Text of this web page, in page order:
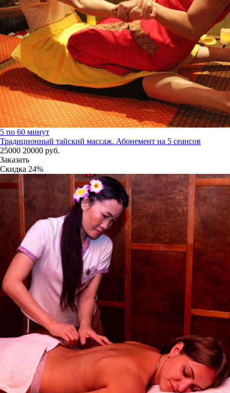
5 по 60 минут
Традиционный тайский массаж. Абонемент на 5 сеансов
25000 20000 руб.
Заказать
Скидка 24%